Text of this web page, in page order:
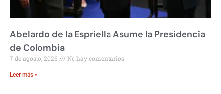
Abelardo de la Espriella Asume la Presidencia
de Colombia
7 de agosto, 2026 No hay comentarios
Leer más »